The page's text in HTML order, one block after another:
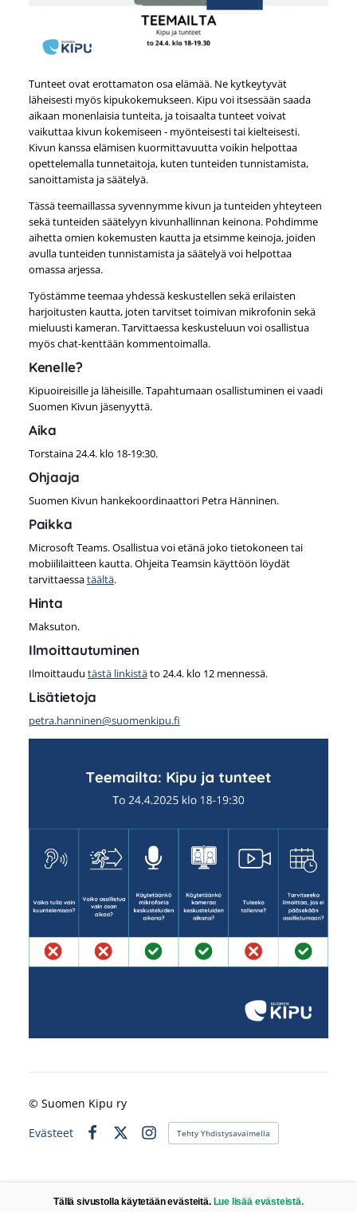
Tunteet ovat erottamaton osa elämää. Ne kytkeytyvät
läheisesti myös kipukokemukseen. Kipu voi itsessään saada
aikaan monenlaisia tunteita, ja toisaalta tunteet voivat
vaikuttaa kivun kokemiseen - myönteisesti tai kielteisesti.
Kivun kanssa elämisen kuormittavuutta voikin helpottaa
opettelemalla tunnetaitoja, kuten tunteiden tunnistamista,
sanoittamista ja säätelyä.
Tässä teemaillassa syvennymme kivun ja tunteiden yhteyteen
sekä tunteiden säätelyyn kivunhallinnan keinona. Pohdimme
aihetta omien kokemusten kautta ja etsimme keinoja, joiden
avulla tunteiden tunnistamista ja säätelyä voi helpottaa
omassa arjessa.
Työstämme teemaa yhdessä keskustellen sekä erilaisten
harjoitusten kautta, joten tarvitset toimivan mikrofonin sekä
mieluusti kameran. Tarvittaessa keskusteluun voi osallistua
myös chat-kenttään kommentoimalla.
Kenelle?
Kipuoireisille ja läheisille. Tapahtumaan osallistuminen ei vaadi
Suomen Kivun jäsenyyttä.
Aika
Torstaina 24.4. klo 18-19:30.
Ohjaaja
Suomen Kivun hankekoordinaattori Petra Hänninen.
Paikka
Microsoft Teams. Osallistua voi etänä joko tietokoneen tai
mobiililaitteen kautta. Ohjeita Teamsin käyttöön löydät
tarvittaessatäältä.
Hinta
Maksuton.
Ilmoittautuminen
Ilmoittaudu tästä linkistäto 24.4. klo 12 mennessä.
Lisätietoja
petra.hanninen@suomenkipu.fi
© Suomen Kipu ry
Evästeet
Instagram
Tehty Yhdistysavaimella
Tällä sivustolla käytetään evästeitä. Lue lisää evästeistä.